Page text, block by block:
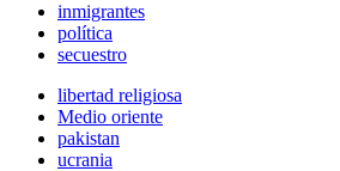
inmigrantes
política
secuestro
libertad religiosa
Medio oriente
pakistan
ucrania